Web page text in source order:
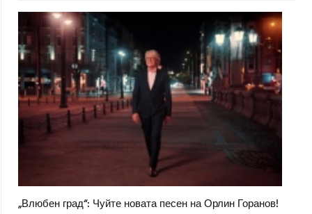
„Влюбен град“: Чуйте новата песен на Орлин Горанов!